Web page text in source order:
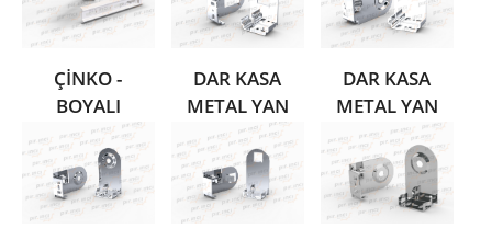
ÇİNKO -
BOYALI
METAL L
AYAK
DAR KASA
METAL YAN
AYAK TAKIM
SAG PR05 2
DAR KASA
METAL YAN
AYAK TAKIM
SOL PR05 1